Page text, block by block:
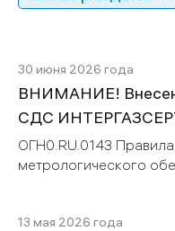
30 июня 2026 года
ВНИМАНИЕ!
СДС
ОГН0.RU.0143
метрологического
13 мая 2026 года